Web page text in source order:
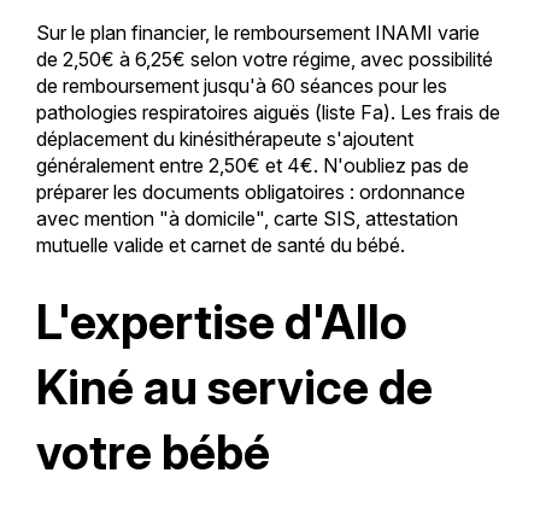
Sur le plan financier, le remboursement INAMI varie
de 2,50€ à 6,25€ selon votre régime, avec possibilité
de remboursement jusqu'à 60 séances pour les
pathologies respiratoires aiguës (liste Fa). Les frais de
déplacement du kinésithérapeute s'ajoutent
généralement entre 2,50€ et 4€. N'oubliez pas de
préparer les documents obligatoires : ordonnance
avec mention "à domicile", carte SIS, attestation
mutuelle valide et carnet de santé du bébé.
L'expertise d'Allo
Kiné au service de
votre bébé